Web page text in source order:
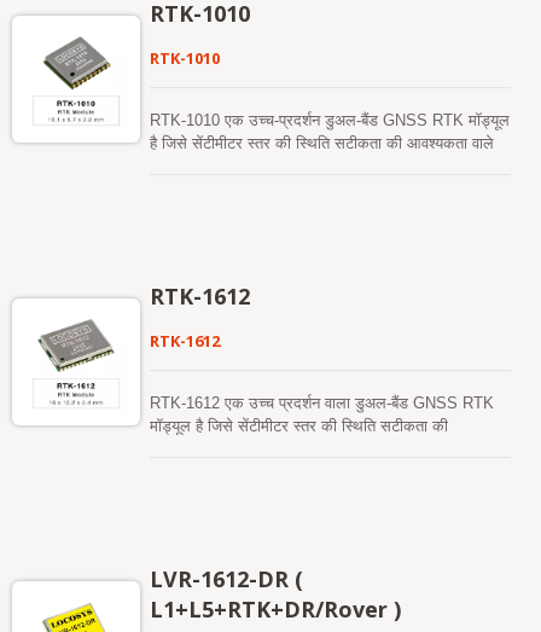
RTK-1010
RTK-1010
RTK-1010 एक उच्च-प्रदर्शन डुअल-बैंड GNSS RTK मॉड्यूल
है जिसे सेंटीमीटर स्तर की स्थिति सटीकता की आवश्यकता वाले
विश्वसनीयता में सुधार हो सके।
RTK-1612
RTK-1612
RTK-1612 एक उच्च प्रदर्शन वाला डुअल-बैंड GNSS RTK
मॉड्यूल है जिसे सेंटीमीटर स्तर की स्थिति सटीकता की
समाधान की उपलब्धता और विश्वसनीयता में सुधार हो सके।
LVR-1612-DR (
L1+L5+RTK+DR/Rover )